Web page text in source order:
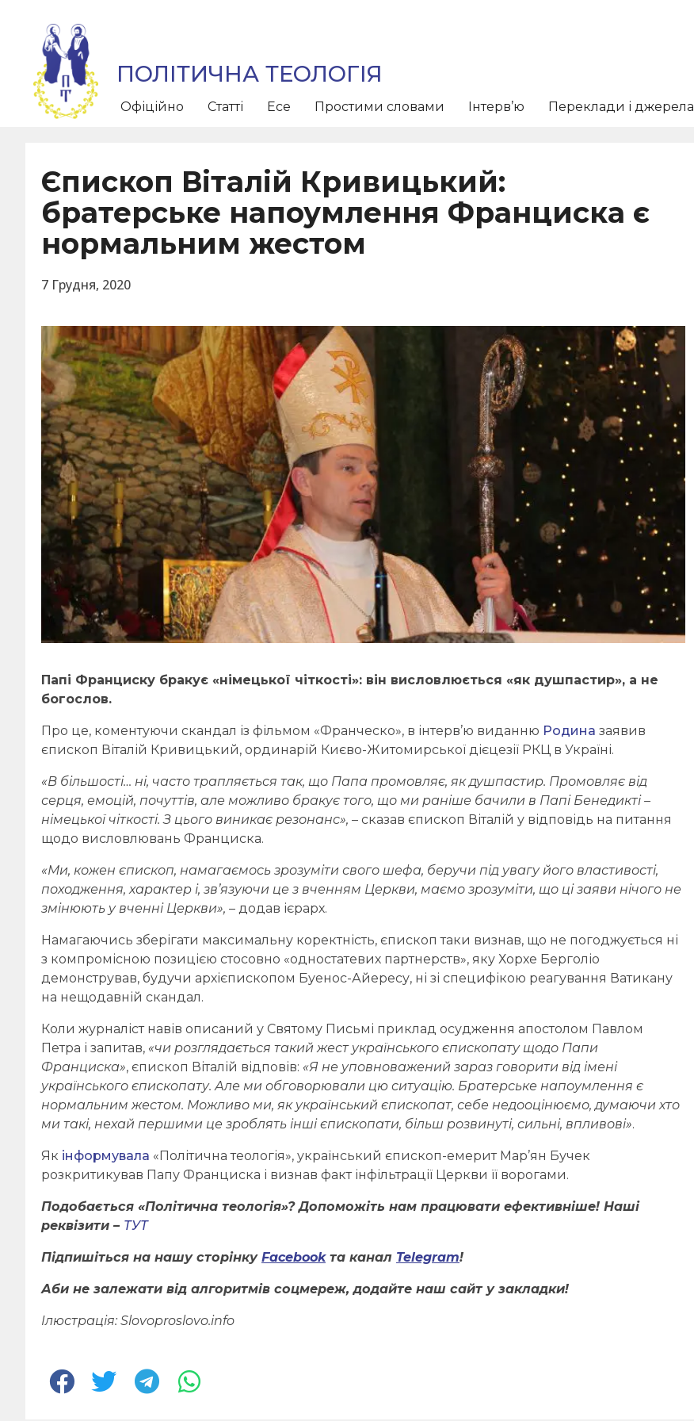
ПОЛІТИЧНА ТЕОЛОГІЯ
Офіційно Статті Есе Простими словами Інтерв’ю Переклади і джерела
Єпископ Віталій Кривицький:
братерське напоумлення Франциска є
нормальним жестом
7 Грудня, 2020
Папі Франциску бракує «німецької чіткості»: він висловлюється «як душпастир», а не
богослов.
Про це, коментуючи скандал із фільмом «Франческо», в інтерв’ю виданню Родина заявив
єпископ Віталій Кривицький, ординарій Києво-Житомирської дієцезії РКЦ в Україні.
«В більшості… ні, часто трапляється так, що Папа промовляє, як душпастир. Промовляє від
серця, емоцій, почуттів, але можливо бракує того, що ми раніше бачили в Папі Бенедикті –
німецької чіткості. З цього виникає резонанс», – сказав єпископ Віталій у відповідь на питання
щодо висловлювань Франциска.
«Ми, кожен єпископ, намагаємось зрозуміти свого шефа, беручи під увагу його властивості,
походження, характер і, зв’язуючи це з вченням Церкви, маємо зрозуміти, що ці заяви нічого не
змінюють у вченні Церкви», – додав ієрарх.
Намагаючись зберігати максимальну коректність, єпископ таки визнав, що не погоджується ні
з компромісною позицією стосовно «одностатевих партнерств», яку Хорхе Берголіо
демонстрував, будучи архієпископом Буенос-Айересу, ні зі специфікою реагування Ватикану
на нещодавній скандал.
Коли журналіст навів описаний у Святому Письмі приклад осудження апостолом Павлом
Петра і запитав, «чи розглядається такий жест українського єпископату щодо Папи
Франциска», єпископ Віталій відповів: «Я не уповноважений зараз говорити від імені
українського єпископату. Але ми обговорювали цю ситуацію. Братерське напоумлення є
нормальним жестом. Можливо ми, як український єпископат, себе недооцінюємо, думаючи хто
ми такі, нехай першими це зроблять інші єпископати, більш розвинуті, сильні, впливові».
Як інформувала «Політична теологія», український єпископ-емерит Мар’ян Бучек
розкритикував Папу Франциска і визнав факт інфільтрації Церкви її ворогами.
Подобається «Політична теологія»? Допоможіть нам працювати ефективніше! Наші
реквізити – ТУТ
Підпишіться на нашу сторінку Facebookта канал Telegram!
Аби не залежати від алгоритмів соцмереж, додайте наш сайт у закладки!
Ілюстрація: Slovoproslovo.info